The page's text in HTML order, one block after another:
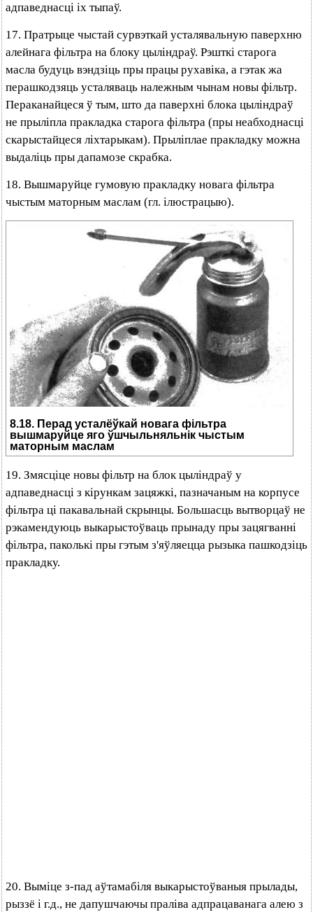
адпаведнасці іх тыпаў.
17. Пратрыце чыстай сурвэткай усталявальную паверхню
алейнага фільтра на блоку цыліндраў. Рэшткі старога
масла будуць вэндзіць пры працы рухавіка, а гэтак жа
перашкодзяць усталяваць належным чынам новы фільтр.
Пераканайцеся ў тым, што да паверхні блока цыліндраў
не прыліпла пракладка старога фільтра (пры неабходнасці
скарыстайцеся ліхтарыкам). Прыліплае пракладку можна
выдаліць пры дапамозе скрабка.
18. Вышмаруйце гумовую пракладку новага фільтра
чыстым маторным маслам (гл. ілюстрацыю).
8.18. Перад усталёўкай новага фільтра
вышмаруйце яго ўшчыльняльнік чыстым
маторным маслам
19. Змясціце новы фільтр на блок цыліндраў у
адпаведнасці з кірункам зацяжкі, пазначаным на корпусе
фільтра ці пакавальнай скрынцы. Большасць вытворцаў не
рэкамендуюць выкарыстоўваць прынаду пры зацягванні
фільтра, паколькі пры гэтым з'яўляецца рызыка пашкодзіць
пракладку.
20. Выміце з-пад аўтамабіля выкарыстоўваныя прылады,
рыззё і г.д., не дапушчаючы праліва адпрацаванага алею з